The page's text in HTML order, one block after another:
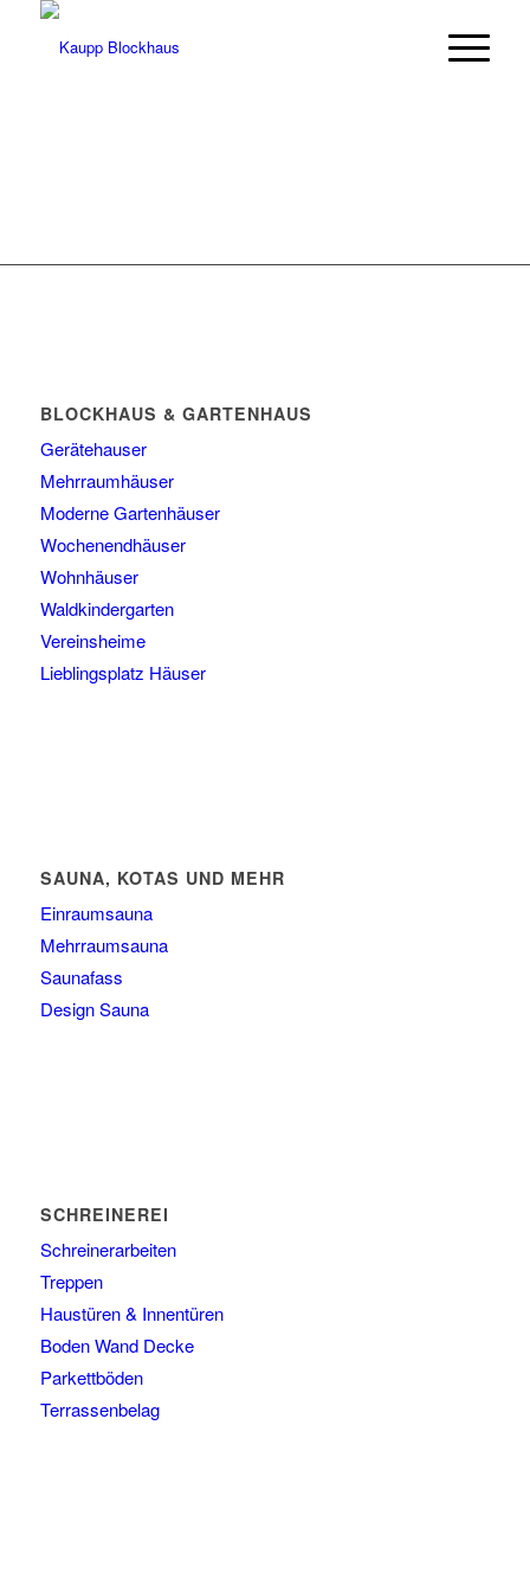
BLOCKHAUS & GARTENHAUS
Gerätehauser
Mehrraumhäuser
Moderne Gartenhäuser
Wochenendhäuser
Wohnhäuser
Waldkindergarten
Vereinsheime
Lieblingsplatz Häuser
SAUNA, KOTAS UND MEHR
Einraumsauna
Mehrraumsauna
Saunafass
Design Sauna
SCHREINEREI
Schreinerarbeiten
Treppen
Haustüren & Innentüren
Boden Wand Decke
Parkettböden
Terrassenbelag